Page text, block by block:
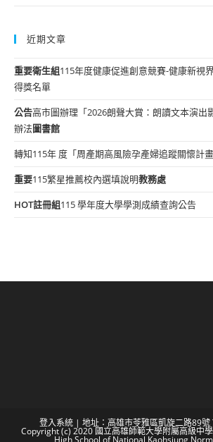
近期文章
重要衛生組115年度健康促進創意競賽-健康新視
得獎名單
公告高市圖辦理「2026朗聲大賞：朗讀文本演出
辦法圖書館
轉知115年 度「周產期高風險孕產婦追蹤關懷計畫
重要115繁星推薦校內選填說明教務處
HOT註冊組115 學年度大學學測成績查詢公告
登入系統 | 地址：高雄市苓雅區凱旋二路89
Copyright (c) 2020 國立高雄師範大學附屬高級中
High School of National Kaohsiung